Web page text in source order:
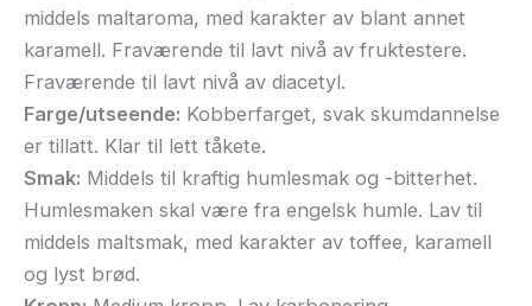
middels maltaroma, med karakter av blant annet
karamell. Fraværende til lavt nivå av fruktestere.
Fraværende til lavt nivå av diacetyl.
Farge/utseende: Kobberfarget, svak skumdannelse
er tillatt. Klar til lett tåkete.
Smak: Middels til kraftig humlesmak og -bitterhet.
Humlesmaken skal være fra engelsk humle. Lav til
middels maltsmak, med karakter av toffee, karamell
og lyst brød.